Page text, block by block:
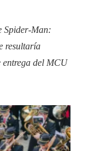
Spider-Man:
resultaría
entrega del MCU